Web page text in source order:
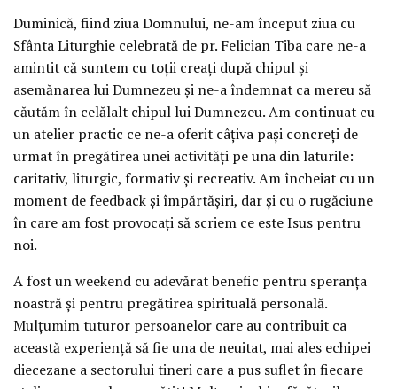
Duminică, fiind ziua Domnului, ne-am început ziua cu
Sfânta Liturghie celebrată de pr. Felician Tiba care ne-a
amintit că suntem cu toții creați după chipul și
asemănarea lui Dumnezeu și ne-a îndemnat ca mereu să
căutăm în celălalt chipul lui Dumnezeu. Am continuat cu
un atelier practic ce ne-a oferit câțiva pași concreți de
urmat în pregătirea unei activități pe una din laturile:
caritativ, liturgic, formativ și recreativ. Am încheiat cu un
moment de feedback și împărtășiri, dar și cu o rugăciune
în care am fost provocați să scriem ce este Isus pentru
noi.
A fost un weekend cu adevărat benefic pentru speranța
noastră și pentru pregătirea spirituală personală.
Mulțumim tuturor persoanelor care au contribuit ca
această experiență să fie una de neuitat, mai ales echipei
diecezane a sectorului tineri care a pus suflet în fiecare